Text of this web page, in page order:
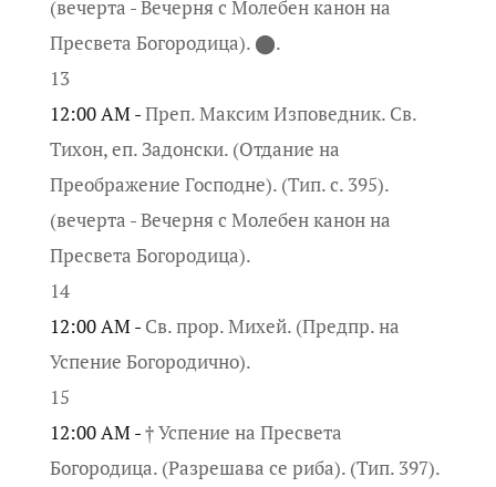
(вечерта - Вечерня с Молебен канон на
Пресвета Богородица). ⬤.
13
12:00 AM -Преп. Максим Изповедник. Св.
Тихон, еп. Задонски. (Отдание на
Преображение Господне). (Тип. с. 395).
(вечерта - Вечерня с Молебен канон на
Пресвета Богородица).
14
12:00 AM - Св. прор. Михей. (Предпр. на
Успение Богородично).
15
12:00 AM -† Успение на Пресвета
Богородица. (Разрешава се риба). (Тип. 397).